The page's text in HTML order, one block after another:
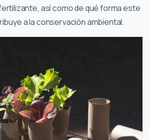
así como de qué forma este
a la conservación ambiental.